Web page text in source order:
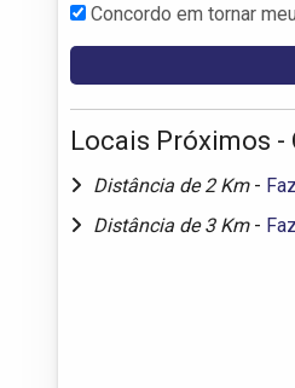
Concordo em tornar
Locais Próximos -
Distância de 2 Km -
Distância de 3 Km -